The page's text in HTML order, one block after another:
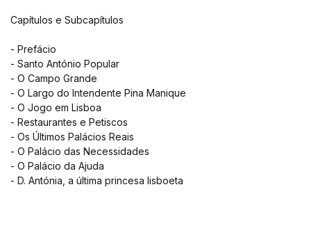
Capítulos e Subcapítulos
- Prefácio
- Santo António Popular
- O Campo Grande
- O Largo do Intendente Pina Manique
- O Jogo em Lisboa
- Restaurantes e Petiscos
- Os Últimos Palácios Reais
- O Palácio das Necessidades
- O Palácio da Ajuda
- D. Antónia, a última princesa lisboeta